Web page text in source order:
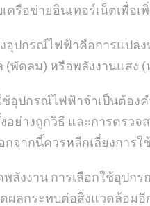
ครือข่ายอินเทอร์เน็ตเพื่อ
ปกรณ์ไฟฟ้าคือการแปลง
(พัดลม) หรือพลังงานแสง
ช้อุปกรณ์ไฟฟ้าจำเป็นต้อง
อย่างถูกวิธี และการตรว
จากนี้ควรหลีกเลี่ยงการ
ลังงาน การเลือกใช้อุปก
ผลกระทบต่อสิ่งแวดล้อม